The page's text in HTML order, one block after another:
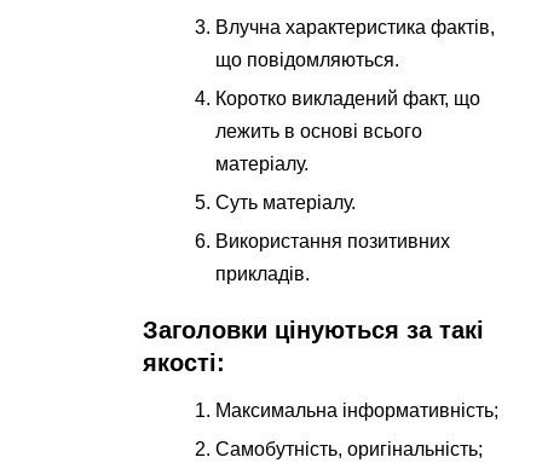
Влучна характеристика фактів,
що повідомляються.
Коротко викладений факт, що
лежить в основі всього
матеріалу.
Суть матеріалу.
Використання позитивних
прикладів.
Заголовки цінуються за такі
якості:
Максимальна інформативність;
Самобутність, оригінальність;